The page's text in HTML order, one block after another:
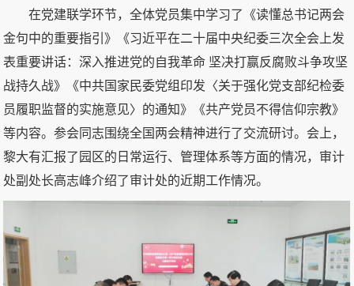
在党建联学环节，全体党员集中学习了《读懂总书记两会
金句中的重要指引》《习近平在二十届中央纪委三次全会上发
表重要讲话：深入推进党的自我革命 坚决打赢反腐败斗争攻坚
战持久战》《中共国家民委党组印发〈关于强化党支部纪检委
员履职监督的实施意见〉的通知》《共产党员不得信仰宗教》
等内容。参会同志围绕全国两会精神进行了交流研讨。会上，
黎大有汇报了园区的日常运行、管理体系等方面的情况，审计
处副处长高志峰介绍了审计处的近期工作情况。